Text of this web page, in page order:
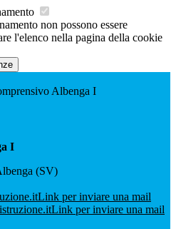
non possono essere
l'elenco nella pagina della cookie
Albenga I
I
(SV)
Link per inviare una mail
Link per inviare una mail